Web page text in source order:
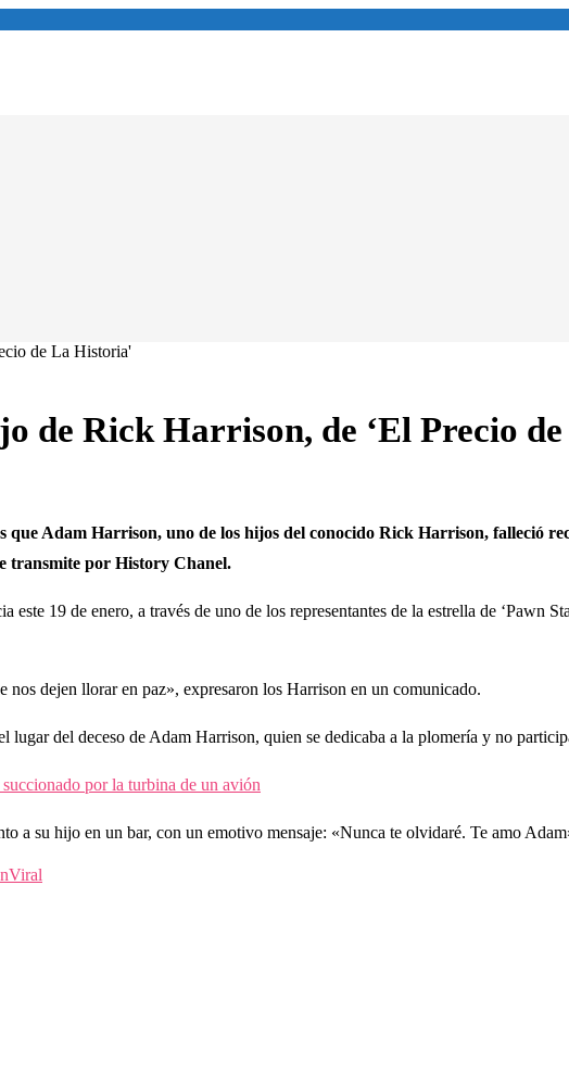
de Rick Harrison, de ‘El Precio
Adam Harrison, uno de los hijos del conocido Rick Harrison, falleció
transmite por History Chanel.
19 de enero, a través de uno de los representantes de la estrella de ‘Pawn
nos dejen llorar en paz», expresaron los Harrison en un comunicado.
lugar del deceso de Adam Harrison, quien se dedicaba a la plomería y no
por la turbina de un avión
a su hijo en un bar, con un emotivo mensaje: «Nunca te olvidaré. Te amo
Viral